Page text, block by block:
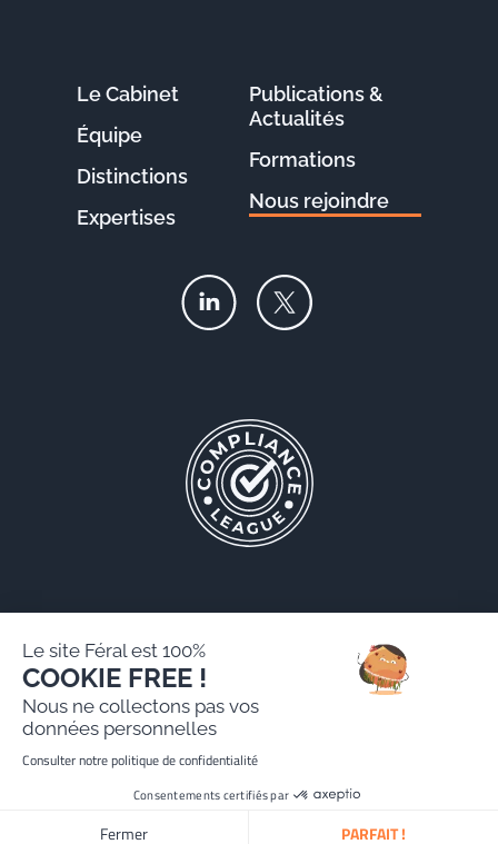
Le Cabinet
Équipe
Distinctions
Expertises
Publications &
Actualités
Formations
Nous rejoindre
Mentions légales
Politique de protection des données personnelles
Site réalisé par Paradygm
Le site Féral est 100%
COOKIE FREE !
Nous ne collectons pas vos
données personnelles
Consulter notre politique de confidentialité
Consentements certifiés par
Fermer PARFAIT !